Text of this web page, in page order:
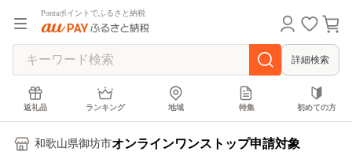
Pontaポイントでふるさと納税
詳細検索
返礼品 ランキング 地域 特集 初めての方
和歌山県御坊市オンラインワンストップ申請対象